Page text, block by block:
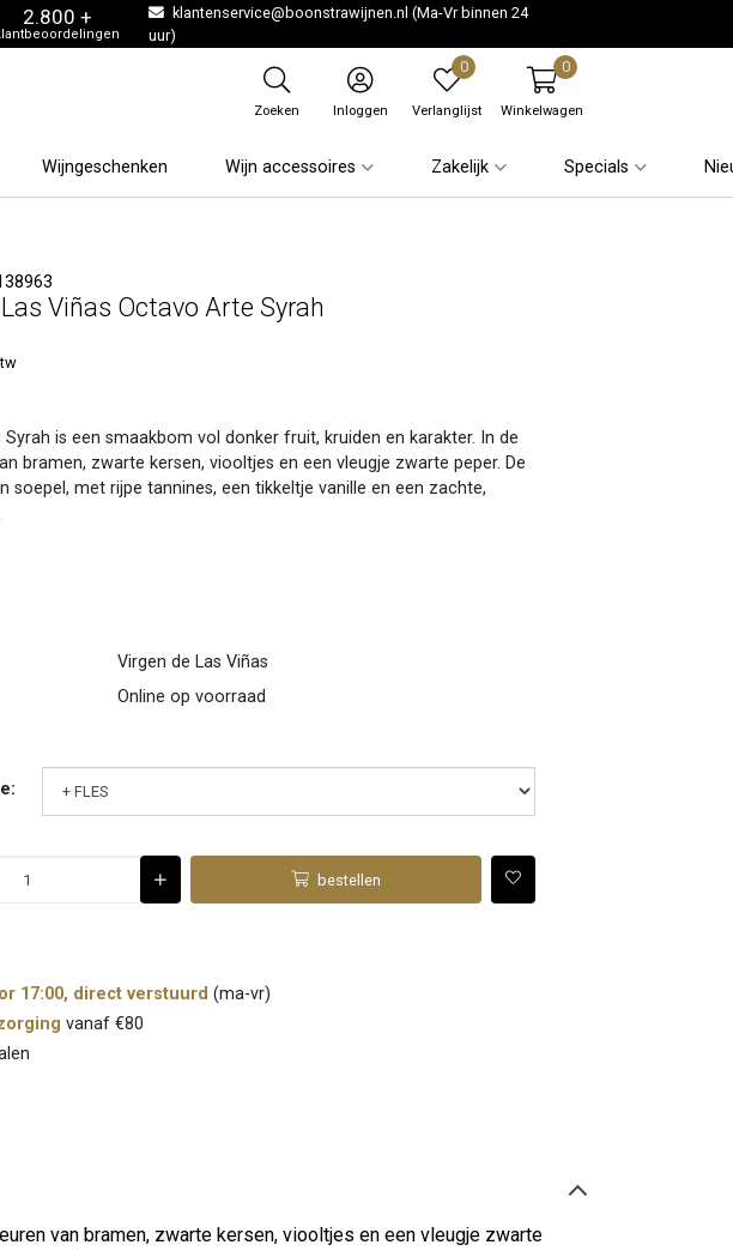
2.800 + klantenservice@boonstrawijnen.nl (Ma-Vr binnen 24
uur)
Zoeken Inloggen
0
Verlanglijst
0
Winkelwagen
Wijngeschenken Wijn accessoires Zakelijk Specials
Viñas Octavo Arte Syrah
Syrah is een smaakbom vol donker fruit, kruiden en karakter. In de
bramen, zwarte kersen, viooltjes en een vleugje zwarte peper. De
soepel, met rijpe tannines, een tikkeltje vanille en een zachte,
Virgen de Las Viñas
Online op voorraad
bestellen
17:00, direct verstuurd (ma-vr)
vanaf €80
van bramen, zwarte kersen, viooltjes en een vleugje zwarte